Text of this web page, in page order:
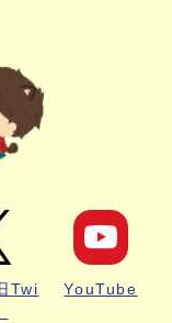
Twi
YouTube